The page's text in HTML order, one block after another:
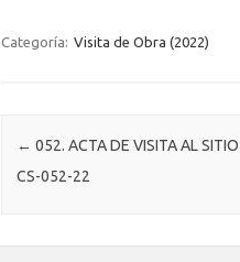
Categoría: Visita de Obra (2022)
Post navigation
← 052. ACTA DE VISITA AL
CS-052-22